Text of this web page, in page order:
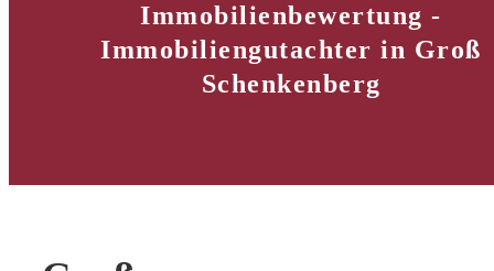
Immobilienbewertung -
Immobiliengutachter in Groß
Schenkenberg